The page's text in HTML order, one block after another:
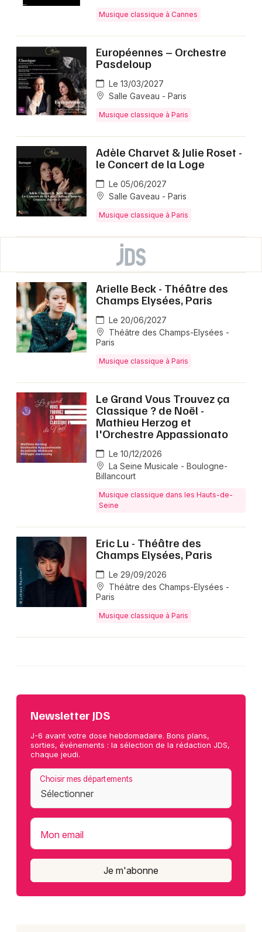
Musique classique à Cannes
Européennes – Orchestre
Pasdeloup
Le 13/03/2027
Salle Gaveau - Paris
Musique classique à Paris
Adèle Charvet & Julie Roset -
le Concert de la Loge
Le 05/06/2027
Salle Gaveau - Paris
Musique classique à Paris
Arielle Beck - Théâtre des
Champs Elysées, Paris
Le 20/06/2027
Théâtre des Champs-Elysées -
Paris
Musique classique à Paris
Le Grand Vous Trouvez ça
Classique ? de Noël -
Mathieu Herzog et
l'Orchestre Appassionato
Le 10/12/2026
La Seine Musicale - Boulogne-
Billancourt
Musique classique dans les Hauts-de-
Seine
Eric Lu - Théâtre des
Champs Elysées, Paris
Le 29/09/2026
Théâtre des Champs-Elysées -
Paris
Musique classique à Paris
Newsletter JDS
J-6 avant votre dose hebdomadaire. Bons plans,
sorties, événements : la sélection de la rédaction JDS,
chaque jeudi.
Choisir mes départements
Mon email
Je m'abonne